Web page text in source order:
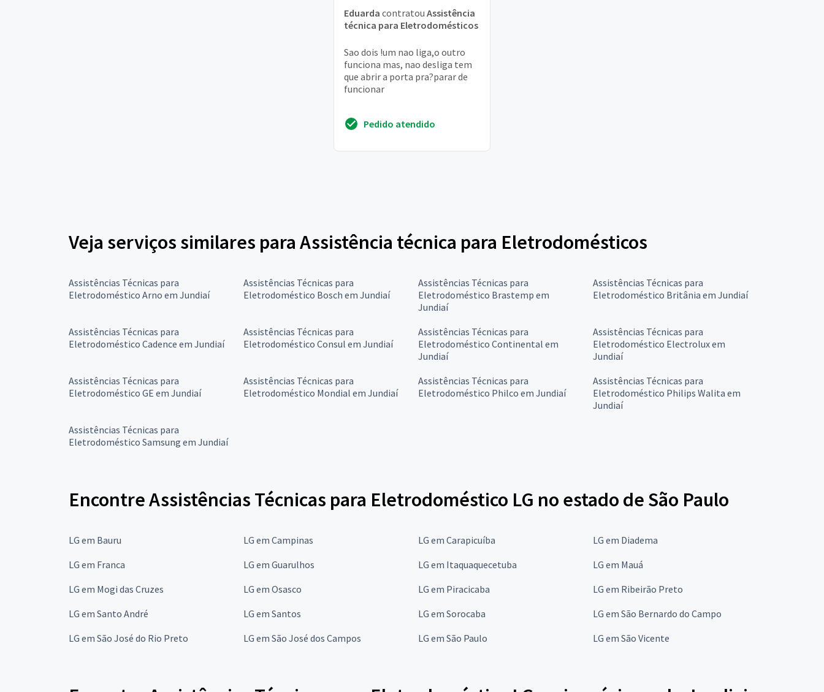
Eduarda contratou Assistência
técnica para Eletrodomésticos
Sao dois !um nao liga,o outro
funciona mas, nao desliga tem
que abrir a porta pra?parar de
funcionar
Pedido atendido
Veja serviços similares para Assistência técnica para Eletrodomésticos
Assistências Técnicas para
Eletrodoméstico Arno em Jundiaí
Assistências Técnicas para
Eletrodoméstico Bosch em Jundiaí
Assistências Técnicas para
Eletrodoméstico Brastemp em
Jundiaí
Assistências Técnicas para
Eletrodoméstico Britânia em Jundiaí
Assistências Técnicas para
Eletrodoméstico Cadence em Jundiaí
Assistências Técnicas para
Eletrodoméstico Consul em Jundiaí
Assistências Técnicas para
Eletrodoméstico Continental em
Jundiaí
Assistências Técnicas para
Eletrodoméstico Electrolux em
Jundiaí
Assistências Técnicas para
Eletrodoméstico GE em Jundiaí
Assistências Técnicas para
Eletrodoméstico Mondial em Jundiaí
Assistências Técnicas para
Eletrodoméstico Philco em Jundiaí
Assistências Técnicas para
Eletrodoméstico Philips Walita em
Jundiaí
Assistências Técnicas para
Eletrodoméstico Samsung em Jundiaí
Encontre Assistências Técnicas para Eletrodoméstico LG no estado de São Paulo
LG em Bauru LG em Campinas LG em Carapicuíba
LG em Diadema
LG em Franca
LG em Guarulhos LG em Itaquaquecetuba
LG em Mauá
LG em Mogi das Cruzes
LG em Osasco LG em Piracicaba
LG em Ribeirão Preto
LG em Santo André
LG em Santos LG em Sorocaba
LG em São Bernardo do Campo
LG em São José do Rio Preto
LG em São José dos Campos LG em São Paulo LG em São Vicente